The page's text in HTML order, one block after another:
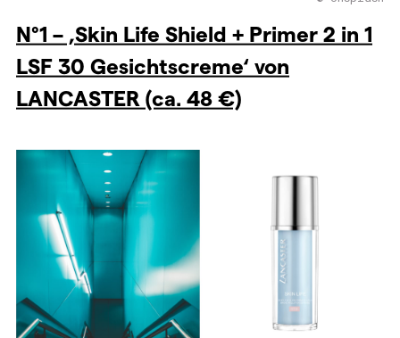
N°1 – ‚Skin Life Shield + Primer 2 in 1
LSF 30 Gesichtscreme‘ von
LANCASTER (ca. 48 €)